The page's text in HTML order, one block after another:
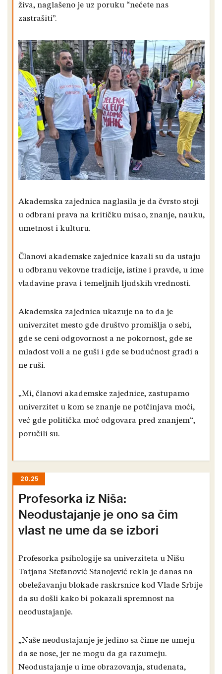
živa, naglašeno je uz poruku “nećete nas
zastrašiti”.
Akademska zajednica naglasila je da čvrsto stoji
u odbrani prava na kritičku misao, znanje, nauku,
umetnost i kulturu.
Članovi akademske zajednice kazali su da ustaju
u odbranu vekovne tradicije, istine i pravde, u ime
vladavine prava i temeljnih ljudskih vrednosti.
Akademska zajednica ukazuje na to da je
univerzitet mesto gde društvo promišlja o sebi,
gde se ceni odgovornost a ne pokornost, gde se
mladost voli a ne guši i gde se budućnost gradi a
ne ruši.
„Mi, članovi akademske zajednice, zastupamo
univerzitet u kom se znanje ne potčinjava moći,
već gde politička moć odgovara pred znanjem“,
poručili su.
20.25
Profesorka iz Niša:
Neodustajanje je ono sa čim
vlast ne ume da se izbori
Profesorka psihologije sa univerziteta u Nišu
Tatjana Stefanović Stanojević rekla je danas na
obeležavanju blokade raskrsnice kod Vlade Srbije
da su došli kako bi pokazali spremnost na
neodustajanje.
„Naše neodustajanje je jedino sa čime ne umeju
da se nose, jer ne mogu da ga razumeju.
Neodustajanje u ime obrazovanja, studenata,